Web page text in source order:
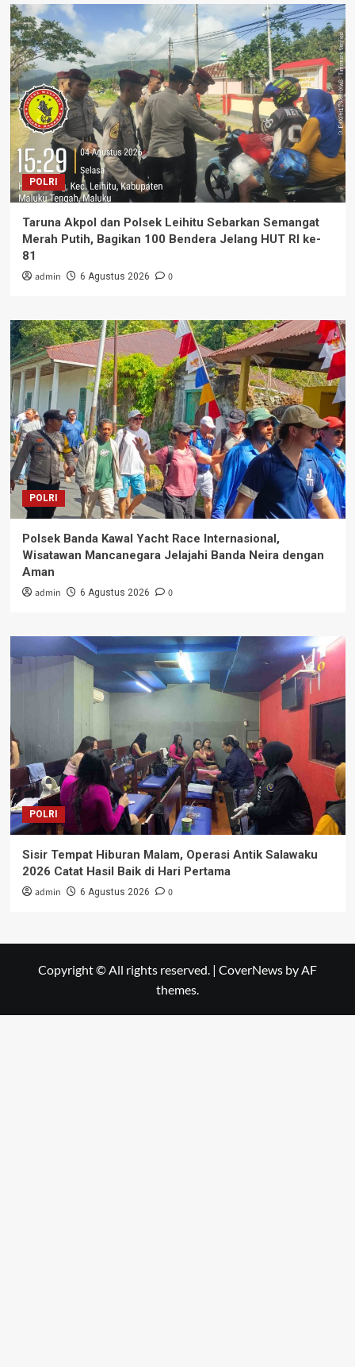
POLRI
Taruna Akpol dan Polsek Leihitu Sebarkan Semangat
Merah Putih, Bagikan 100 Bendera Jelang HUT RI ke-
81
admin 6 Agustus 2026 0
POLRI
Polsek Banda Kawal Yacht Race Internasional,
Wisatawan Mancanegara Jelajahi Banda Neira dengan
Aman
admin 6 Agustus 2026 0
POLRI
Sisir Tempat Hiburan Malam, Operasi Antik Salawaku
2026 Catat Hasil Baik di Hari Pertama
admin 6 Agustus 2026 0
Copyright © All rights reserved. | CoverNews by AF
themes.